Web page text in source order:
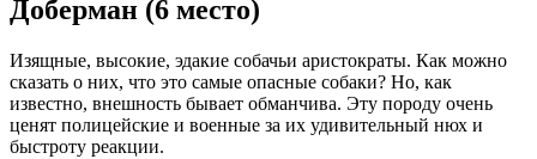
Доберман (6 место)
Изящные, высокие, эдакие собачьи аристократы. Как можно
сказать о них, что это самые опасные собаки? Но, как
известно, внешность бывает обманчива. Эту породу очень
ценят полицейские и военные за их удивительный нюх и
быстроту реакции.